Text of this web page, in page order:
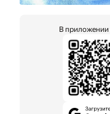
В приложении